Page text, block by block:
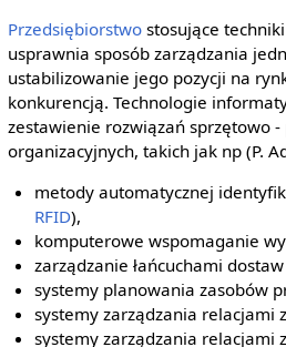
Przedsiębiorstwostosujące
usprawnia sposób zarządzania
ustabilizowanie jego pozycji na
konkurencją. Technologie
zestawienie rozwiązań sprzętowo
organizacyjnych, takich jak np (P.
metody automatycznej
RFID),
komputerowe wspomaganie
zarządzanie łańcuchami dostaw
systemy planowania zasobów
systemy zarządzania relacjami
systemy zarządzania relacjami